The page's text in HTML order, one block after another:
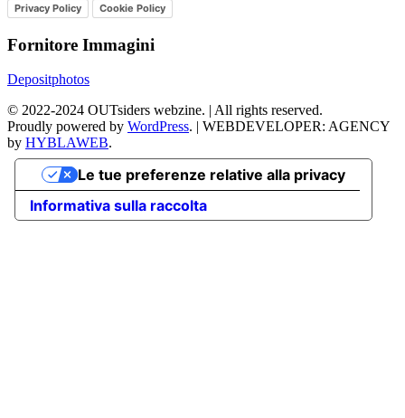
Privacy Policy Cookie Policy
Fornitore Immagini
Depositphotos
© 2022-2024 OUTsiders webzine. | All rights reserved.
Proudly powered by WordPress. | WEBDEVELOPER: AGENCY
by HYBLAWEB.
Informativa sulla raccolta
Le tue preferenze relative alla privacy